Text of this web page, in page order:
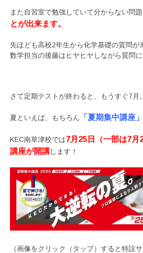
また自習室で勉強していて分からない問題
とが出来ます。
先ほども高校2年生から化学基礎の質問が
数学担当の後藤はヒヤヒヤしながら質問に
さて定期テストが終わると、もうすぐ7月。
夏といえば、もちろん 「夏期集中講座」
KEC南草津校では7月25日（一部は7月
講座が開講します！
（画像をクリック（タップ）すると特設